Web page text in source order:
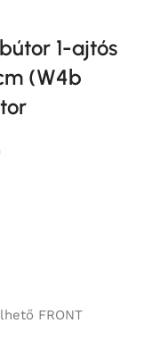
1-ajtós
(W4b
FRONT